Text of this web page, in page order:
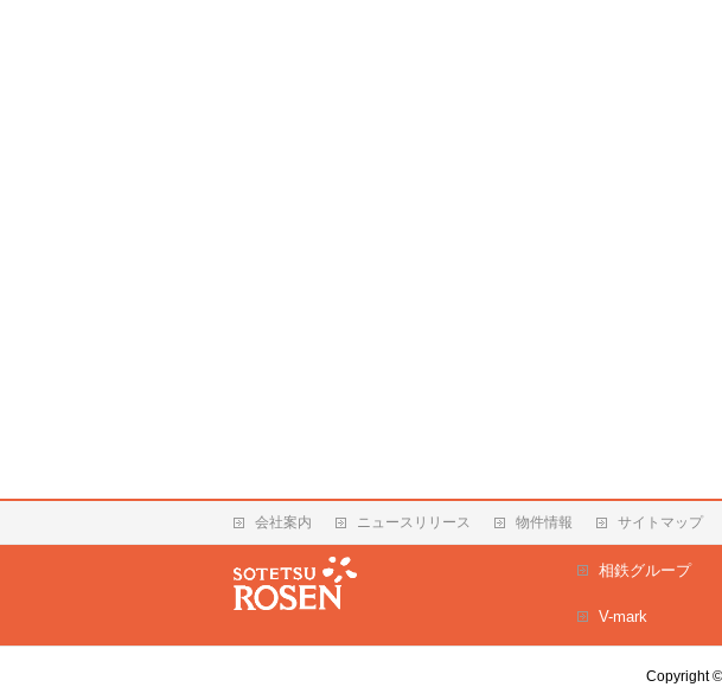
会社案内 ニュースリリース 物件情報 サイトマップ
相鉄グループ
V-mark
Copyright ©